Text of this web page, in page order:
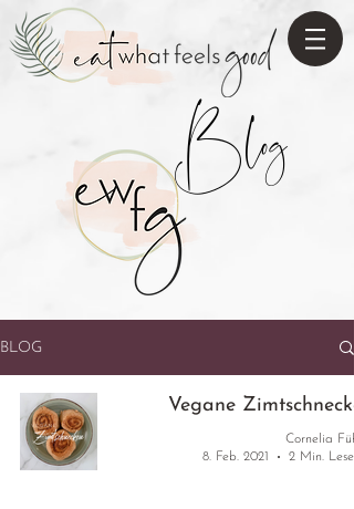
Blog
BLOG
Vegane
Cornelia
8. Feb. 2021
2 Min.